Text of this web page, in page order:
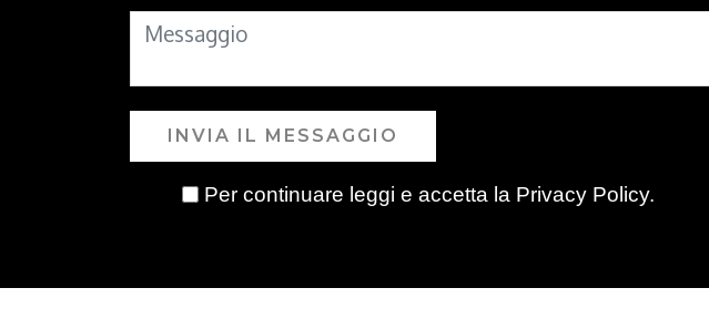
INVIA IL MESSAGGIO
Per continuare leggi e accetta la Privacy Policy.